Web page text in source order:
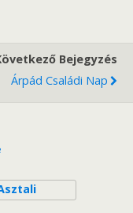
Bejegyzés
Árpád Családi Nap